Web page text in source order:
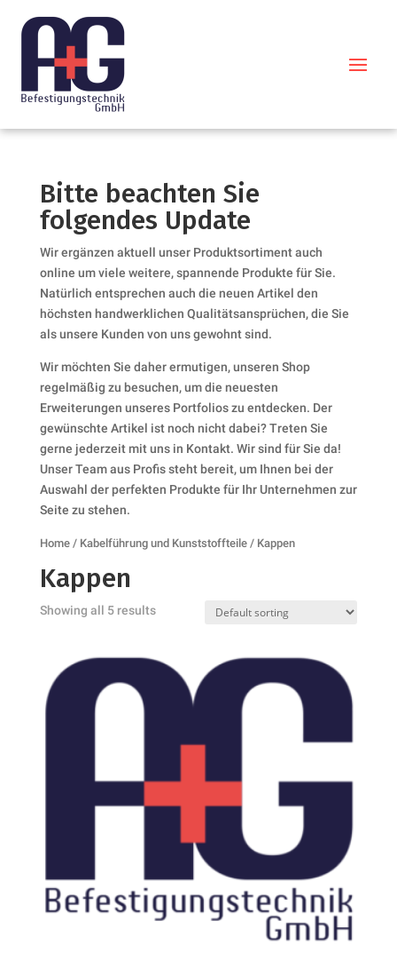
Bitte beachten Sie
folgendes Update
Wir ergänzen aktuell unser Produktsortiment auch
online um viele weitere, spannende Produkte für Sie.
Natürlich entsprechen auch die neuen Artikel den
höchsten handwerklichen Qualitätsansprüchen, die Sie
als unsere Kunden von uns gewohnt sind.
Wir möchten Sie daher ermutigen, unseren Shop
regelmäßig zu besuchen, um die neuesten
Erweiterungen unseres Portfolios zu entdecken. Der
gewünschte Artikel ist noch nicht dabei? Treten Sie
gerne jederzeit mit uns in Kontakt. Wir sind für Sie da!
Unser Team aus Profis steht bereit, um Ihnen bei der
Auswahl der perfekten Produkte für Ihr Unternehmen zur
Seite zu stehen.
Home/ Kabelführung und Kunststoffteile/ Kappen
Kappen
Showing all 5 results